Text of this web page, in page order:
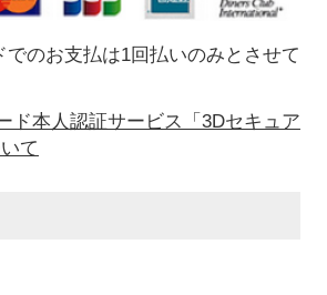
でのお支払は1回払いのみとさせて
ド本人認証サービス「3Dセキュア
て